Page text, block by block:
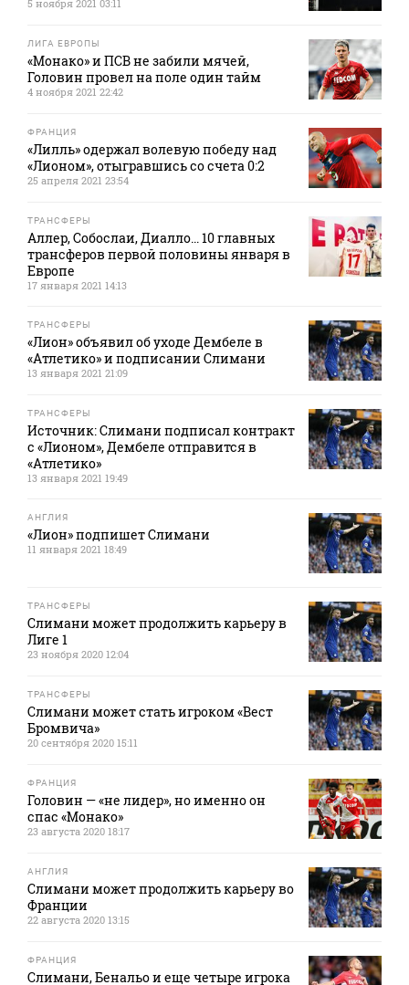
5 ноября 2021 03:11
ЛИГА ЕВРОПЫ
«Монако» и ПСВ не забили мячей,
Головин провел на поле один тайм
4 ноября 2021 22:42
ФРАНЦИЯ
«Лилль» одержал волевую победу над
«Лионом», отыгравшись со счета 0:2
25 апреля 2021 23:54
ТРАНСФЕРЫ
Аллер, Собослаи, Диалло... 10 главных
трансферов первой половины января в
Европе
17 января 2021 14:13
ТРАНСФЕРЫ
«Лион» объявил об уходе Дембеле в
«Атлетико» и подписании Слимани
13 января 2021 21:09
ТРАНСФЕРЫ
Источник: Слимани подписал контракт
с «Лионом», Дембеле отправится в
«Атлетико»
13 января 2021 19:49
АНГЛИЯ
«Лион» подпишет Слимани
11 января 2021 18:49
ТРАНСФЕРЫ
Слимани может продолжить карьеру в
Лиге 1
23 ноября 2020 12:04
ТРАНСФЕРЫ
Слимани может стать игроком «Вест
Бромвича»
20 сентября 2020 15:11
ФРАНЦИЯ
Головин — «не лидер», но именно он
спас «Монако»
23 августа 2020 18:17
АНГЛИЯ
Слимани может продолжить карьеру во
Франции
22 августа 2020 13:15
ФРАНЦИЯ
Слимани, Бенальо и еще четыре игрока